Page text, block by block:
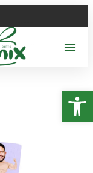
פתח סרגל נגישות